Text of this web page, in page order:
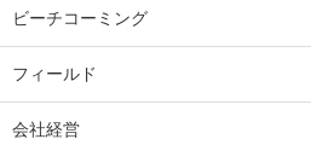
ビーチコーミング
フィールド
会社経営